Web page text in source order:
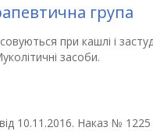
група
при кашлі і
засоби.
10.11.2016. Наказ № 1225